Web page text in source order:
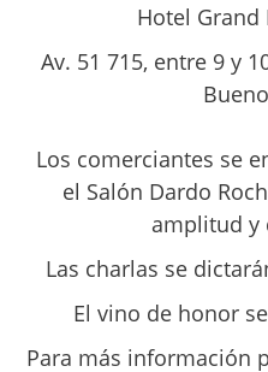
Hotel Grand
Av. 51 715, entre 9 y
Los comerciantes se
el Salón Dardo
amplitud y
Las charlas se
El vino de honor
Para más información